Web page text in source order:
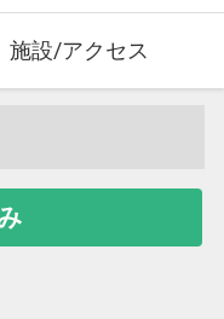
施設/アクセス